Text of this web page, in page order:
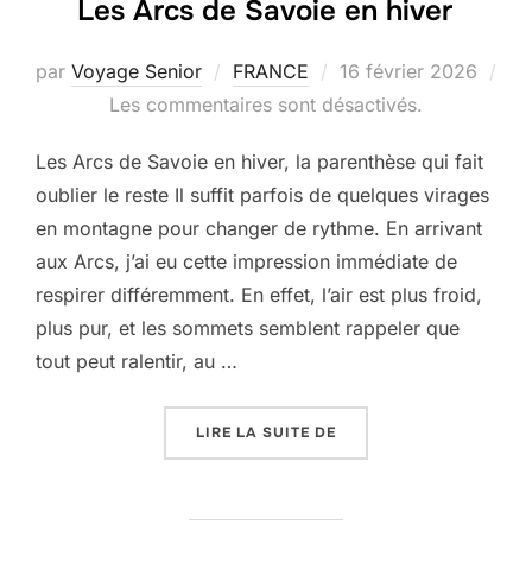
Les Arcs de Savoie en hiver
par Voyage Senior FRANCE
Publié
le
16 février 2026
Les commentaires sont désactivés.
Les Arcs de Savoie en hiver, la parenthèse qui fait
oublier le reste Il suffit parfois de quelques virages
en montagne pour changer de rythme. En arrivant
aux Arcs, j’ai eu cette impression immédiate de
respirer différemment. En effet, l’air est plus froid,
plus pur, et les sommets semblent rappeler que
tout peut ralentir, au …
LIRE LA SUITE DE